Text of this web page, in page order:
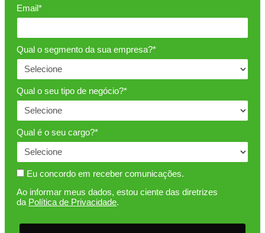
Email*
Qual o segmento da sua empresa?*
Qual o seu tipo de negócio?*
Qual é o seu cargo?*
Eu concordo em receber comunicações.
Ao informar meus dados, estou ciente das diretrizes
da Política de Privacidade.